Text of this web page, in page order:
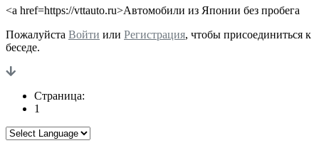
<a href=https://vttauto.ru>Автомобили из Японии без пробега
Пожалуйста Войти или Регистрация, чтобы присоединиться к
беседе.
Страница:
1